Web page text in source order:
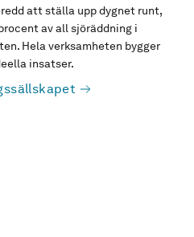
att ställa upp dygnet runt,
av all sjöräddning i
Hela verksamheten bygger
insatser.